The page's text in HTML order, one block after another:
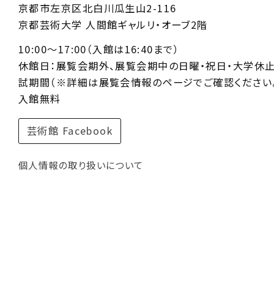
京都市左京区北白川瓜生山2-116
京都芸術大学 人間館ギャルリ・オーブ2階
10:00〜17:00（入館は16:40まで）
休館日：展覧会期外、展覧会期中の日曜・祝日・大学休
試期間（※詳細は展覧会情報のページでご確認ください
入館無料
芸術館 Facebook
個人情報の取り扱いについて